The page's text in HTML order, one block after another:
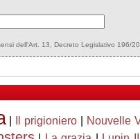
dell'Art. 13, Decreto Legislativo 196/
| Il prigioniero
Nouvelle